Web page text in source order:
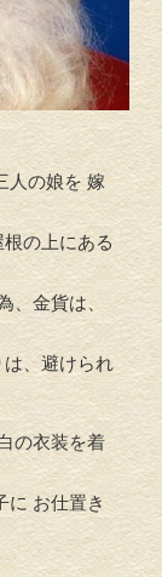
人の娘を 嫁
の上にある
、金貨は、
、避けられ
の衣装を着
に お仕置き